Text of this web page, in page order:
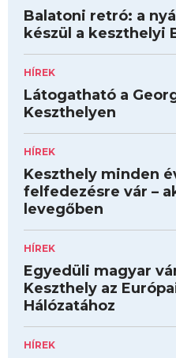
Balatoni retró: a
készül a keszthelyi
HÍREK
Látogatható a
Keszthelyen
HÍREK
Keszthely minden
felfedezésre vár –
levegőben
HÍREK
Egyedüli magyar
Keszthely az
Hálózatához
HÍREK